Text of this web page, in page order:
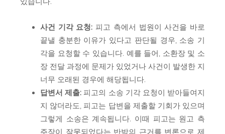
사건 기각 요청: 피고 측에서 법원이 사건을 바로
끝낼 충분한 이유가 있다고 판단될 경우, 소송 기
각을 요청할 수 있습니다. 예를 들어, 소환장 및 소
장 전달 과정에 문제가 있었거나 사건이 발생한 지
너무 오래된 경우에 해당됩니다.
답변서 제출: 피고의 소송 기각 요청이 받아들여지
지 않더라도, 피고는 답변을 제출할 기회가 있으며
그렇게 소송은 계속됩니다. 이때 피고는 원고 측
주장이 잘못되었다는 반박의 근거를 변론으로 제